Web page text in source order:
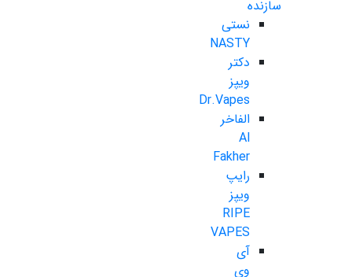
سازنده
نستی
NASTY
دکتر
ویپز
Dr.Vapes
الفاخر
Al
Fakher
رایپ
ویپز
RIPE
VAPES
آی
وی